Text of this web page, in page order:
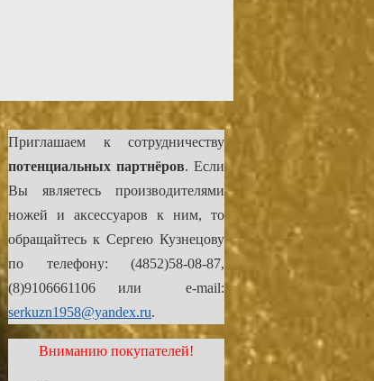
Приглашаем к сотрудничеству
потенциальных партнёров. Если
Вы являетесь производителями
ножей и аксессуаров к ним, то
обращайтесь к Сергею Кузнецову
по телефону: (4852)58-08-87,
(8)9106661106 или e-mail:
serkuzn1958@yandex.ru.
Вниманию покупателей!